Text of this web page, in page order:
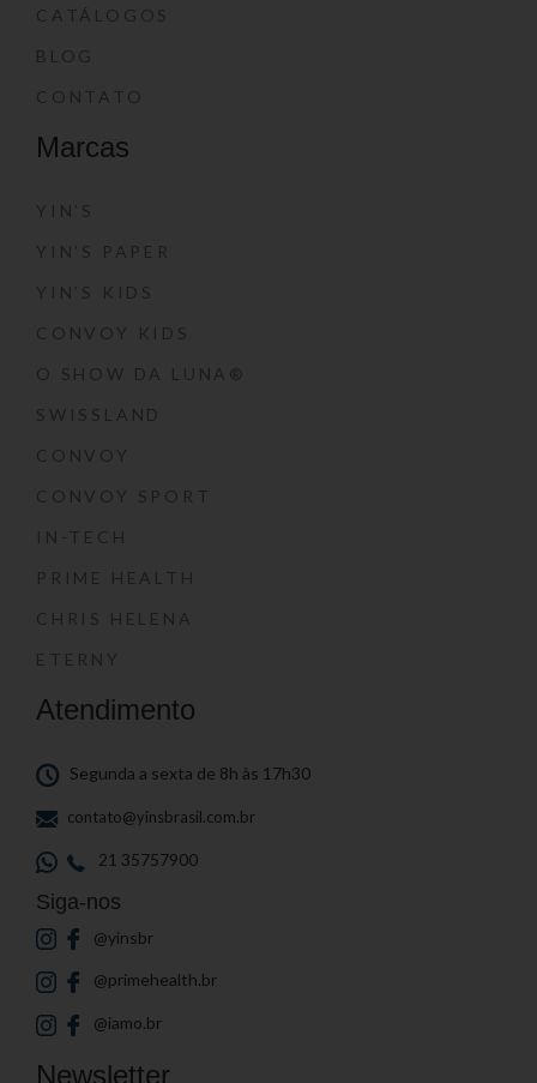
CATÁLOGOS
BLOG
CONTATO
Marcas
YIN’S
YIN’S PAPER
YIN’S KIDS
CONVOY KIDS
O SHOW DA LUNA®
SWISSLAND
CONVOY
CONVOY SPORT
IN-TECH
PRIME HEALTH
CHRIS HELENA
ETERNY
Atendimento
Segunda a sexta de 8h às 17h30
contato@yinsbrasil.com.br
21 35757900
Siga-nos
@yinsbr
@primehealth.br
@iamo.br
Newsletter